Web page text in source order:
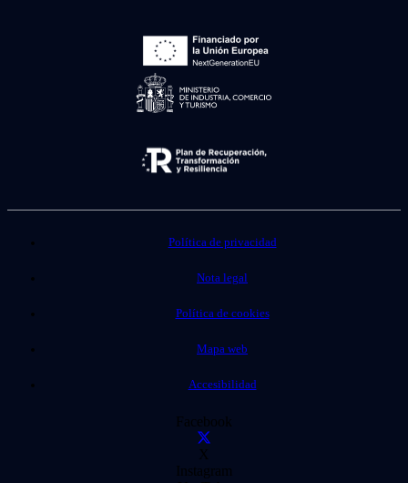
Política de privacidad
Nota legal
Política de cookies
Mapa web
Accesibilidad
Facebook
X
Instagram